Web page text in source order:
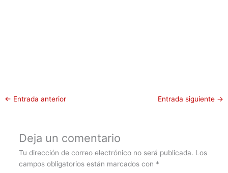
← Entrada anterior Entrada siguiente →
Deja un comentario
Tu dirección de correo electrónico no será publicada. Los
campos obligatorios están marcados con *